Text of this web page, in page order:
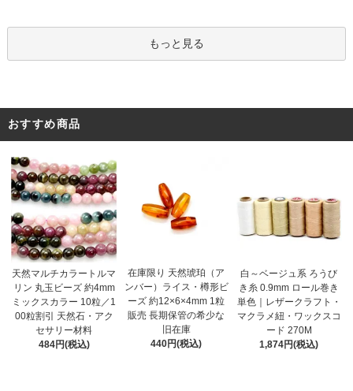
もっと見る
おすすめ商品
天然マルチカラートルマ
リン 丸玉ビーズ 約4mm
ミックスカラー 10粒／1
00粒割引 天然石・アク
セサリー材料
484円(税込)
在庫限り 天然琥珀（ア
ンバー）ライス・樽形ビ
ーズ 約12×6×4mm 1粒
販売 長期保管の希少な
旧在庫
440円(税込)
白～ベージュ系 ろうび
き糸 0.9mm ロール巻き
単色｜レザークラフト・
マクラメ紐・ワックスコ
ード 270M
1,874円(税込)